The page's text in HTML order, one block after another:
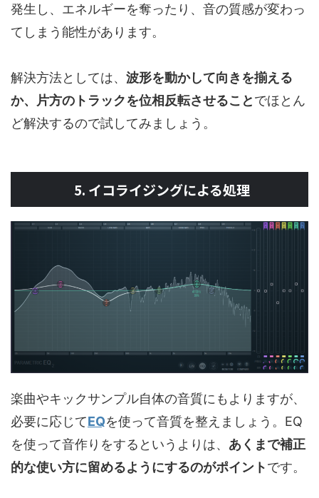
発生し、エネルギーを奪ったり、音の質感が変わっ
てしまう能性があります。
解決方法としては、 波形を動かして向きを揃える
か、片方のトラックを位相反転させることでほとん
ど解決するので試してみましょう。
5. イコライジングによる処理
楽曲やキックサンプル自体の音質にもよりますが、
必要に応じてEQを使って音質を整えましょう。EQ
を使って音作りをするというよりは、 あくまで補正
的な使い方に留めるようにするのがポイントです。